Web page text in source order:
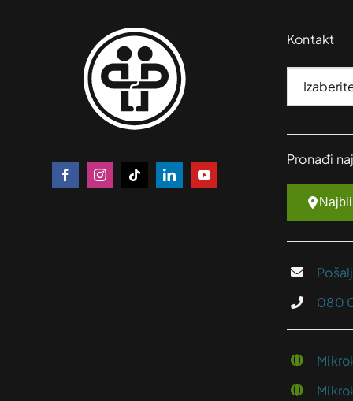
Kontakt
Pronađi
080